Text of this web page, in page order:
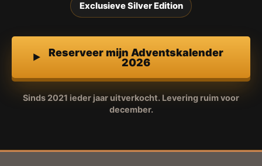
Exclusieve Silver Edition
Reserveer mijn Adventskalender
2026
Sinds 2021 ieder jaar uitverkocht. Levering ruim voor
december.